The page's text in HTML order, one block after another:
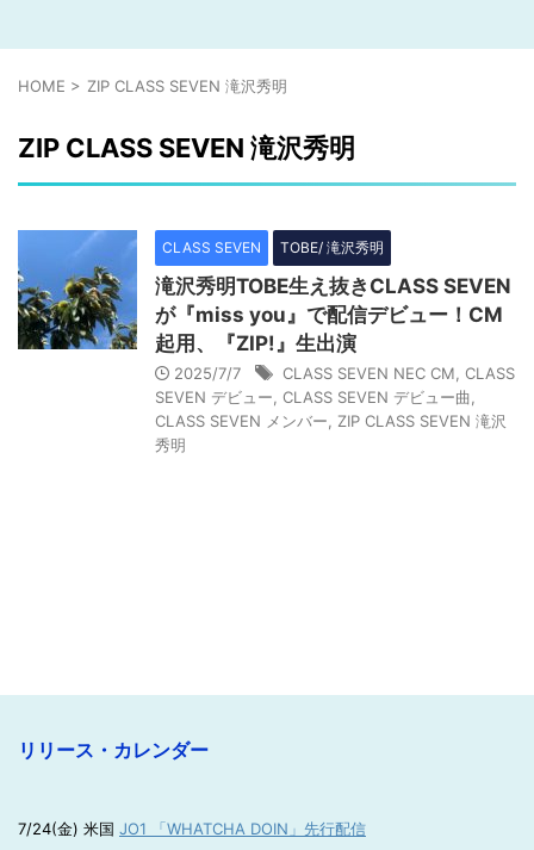
HOME > ZIP CLASS SEVEN 滝沢秀明
ZIP CLASS SEVEN 滝沢秀明
CLASS SEVEN TOBE/ 滝沢秀明
滝沢秀明TOBE生え抜きCLASS SEVEN
が『miss you』で配信デビュー！CM
起用、『ZIP!』生出演
2025/7/7 CLASS SEVEN NEC CM CLASS
SEVEN デビュー CLASS SEVEN デビュー曲
CLASS SEVEN メンバー
ZIP CLASS SEVEN 滝沢
秀明
リリース・カレンダー
7/24(金) 米国 JO1 「WHATCHA DOIN」先行配信